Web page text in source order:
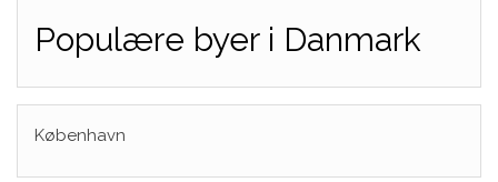
Populære byer i Danmark
København